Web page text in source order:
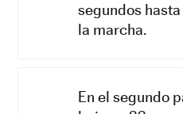
segundos
la marcha.
En el segundo